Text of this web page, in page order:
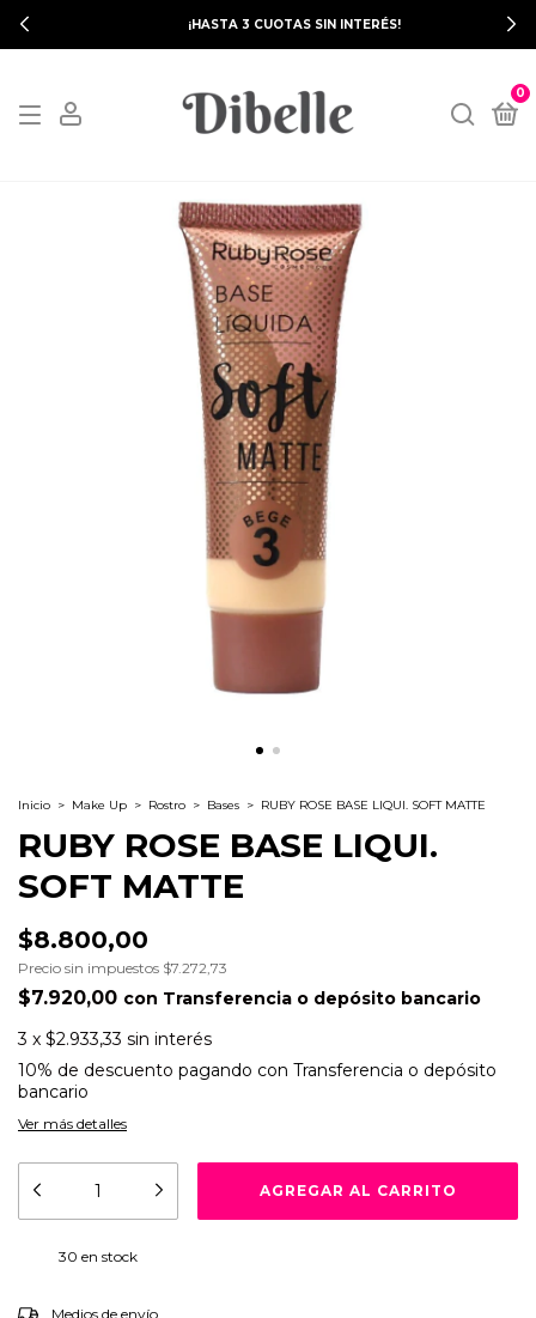
¡HASTA 3 CUOTAS SIN INTERÉS!
0
Inicio > Make Up > Rostro > Bases > RUBY ROSE BASE LIQUI. SOFT MATTE
RUBY ROSE BASE LIQUI.
SOFT MATTE
$8.800,00
Precio sin impuestos $7.272,73
$7.920,00 con Transferencia o depósito bancario
3 x $2.933,33 sin interés
10% de descuento pagando con Transferencia o depósito
bancario
Ver más detalles
30 en stock
Entregas para el CP:
Medios de envío